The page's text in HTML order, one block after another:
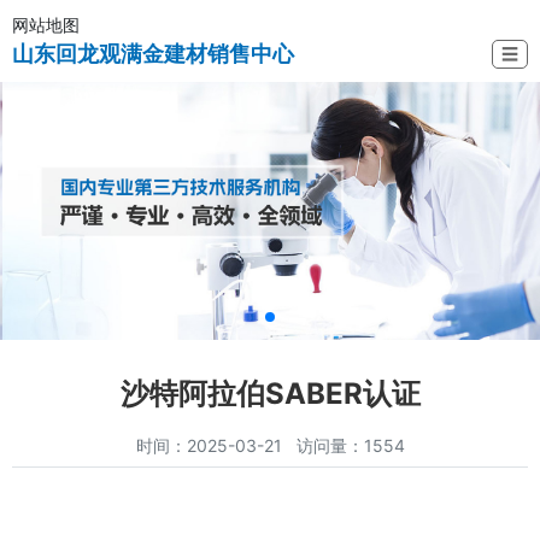
网站地图
山东回龙观满金建材销售中心 ☰
沙特阿拉伯SABER认证
时间：2025-03-21 访问量：1554